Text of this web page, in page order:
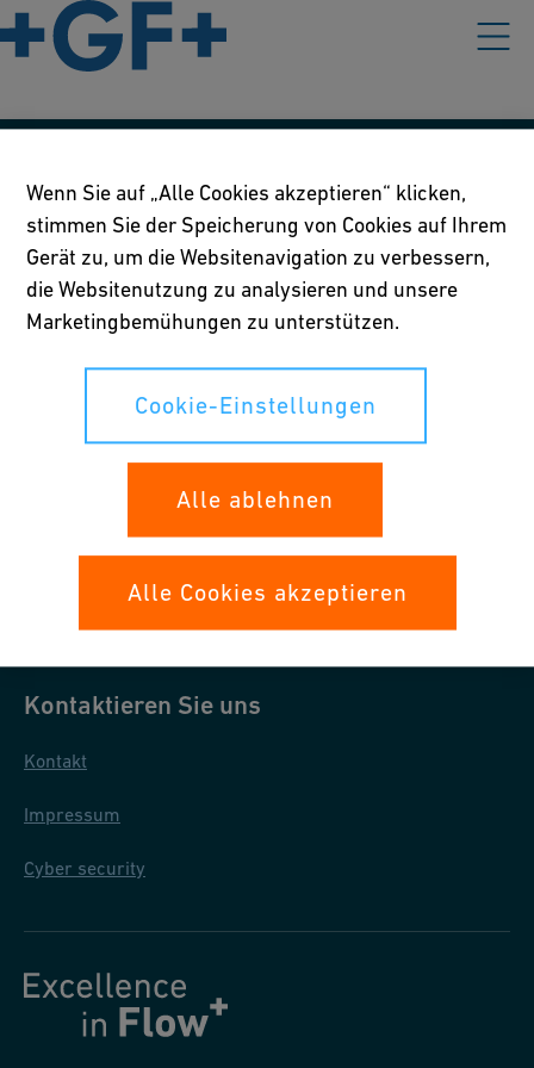
Nutzungsbedingungen
Richtlinie betreffend Online-Datenschutz und Cookies
Cookie-Einstellungen
Ihre Rechte
Allgemeine Einkaufsbedingungen
Kontaktieren Sie uns
Kontakt
Impressum
Cyber security
Wenn Sie auf „Alle Cookies akzeptieren“ klicken,
stimmen Sie der Speicherung von Cookies auf Ihrem
Gerät zu, um die Websitenavigation zu verbessern,
die Websitenutzung zu analysieren und unsere
Marketingbemühungen zu unterstützen.
Cookie-Einstellungen
Alle ablehnen
Alle Cookies akzeptieren